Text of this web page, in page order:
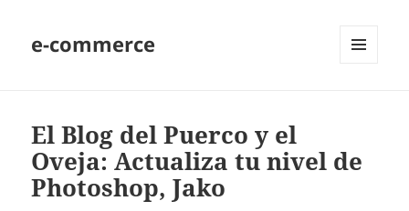
e-commerce
El Blog del Puerco y el
Oveja: Actualiza tu nivel de
Photoshop, Jako